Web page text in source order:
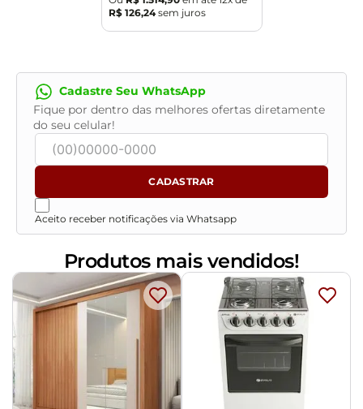
embalados e com total segurança
por elevadores, portas, escadas e/ou corredores,
evitando assim futuros desagrados ou imprevistos
com a entrega do produto.
R$ 126,24sem juros
Cadastre Seu WhatsApp
Fique por dentro das melhores ofertas diretamente
do seu celular!
CADASTRAR
Aceito receber notificações via Whatsapp
Produtos mais vendidos!